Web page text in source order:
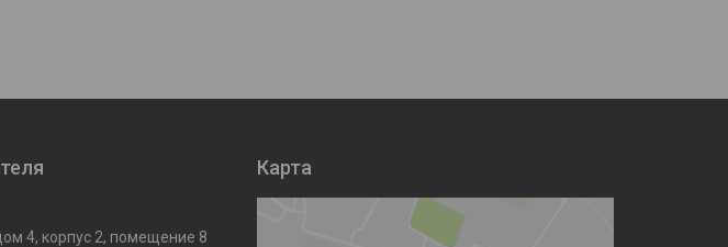
4, корпус 2, помещение 8
Карта